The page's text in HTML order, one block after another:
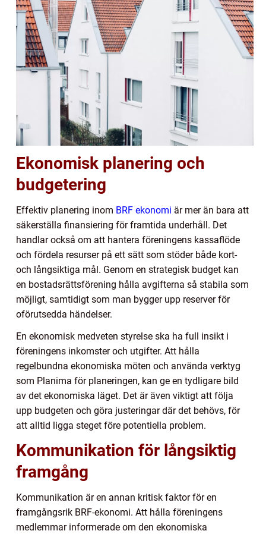
Ekonomisk planering och
budgetering
Effektiv planering inom BRF ekonomi är mer än bara att
säkerställa finansiering för framtida underhåll. Det
handlar också om att hantera föreningens kassaflöde
och fördela resurser på ett sätt som stöder både kort-
och långsiktiga mål. Genom en strategisk budget kan
en bostadsrättsförening hålla avgifterna så stabila som
möjligt, samtidigt som man bygger upp reserver för
oförutsedda händelser.
En ekonomisk medveten styrelse ska ha full insikt i
föreningens inkomster och utgifter. Att hålla
regelbundna ekonomiska möten och använda verktyg
som Planima för planeringen, kan ge en tydligare bild
av det ekonomiska läget. Det är även viktigt att följa
upp budgeten och göra justeringar där det behövs, för
att alltid ligga steget före potentiella problem.
Kommunikation för långsiktig
framgång
Kommunikation är en annan kritisk faktor för en
framgångsrik BRF-ekonomi. Att hålla föreningens
medlemmar informerade om den ekonomiska